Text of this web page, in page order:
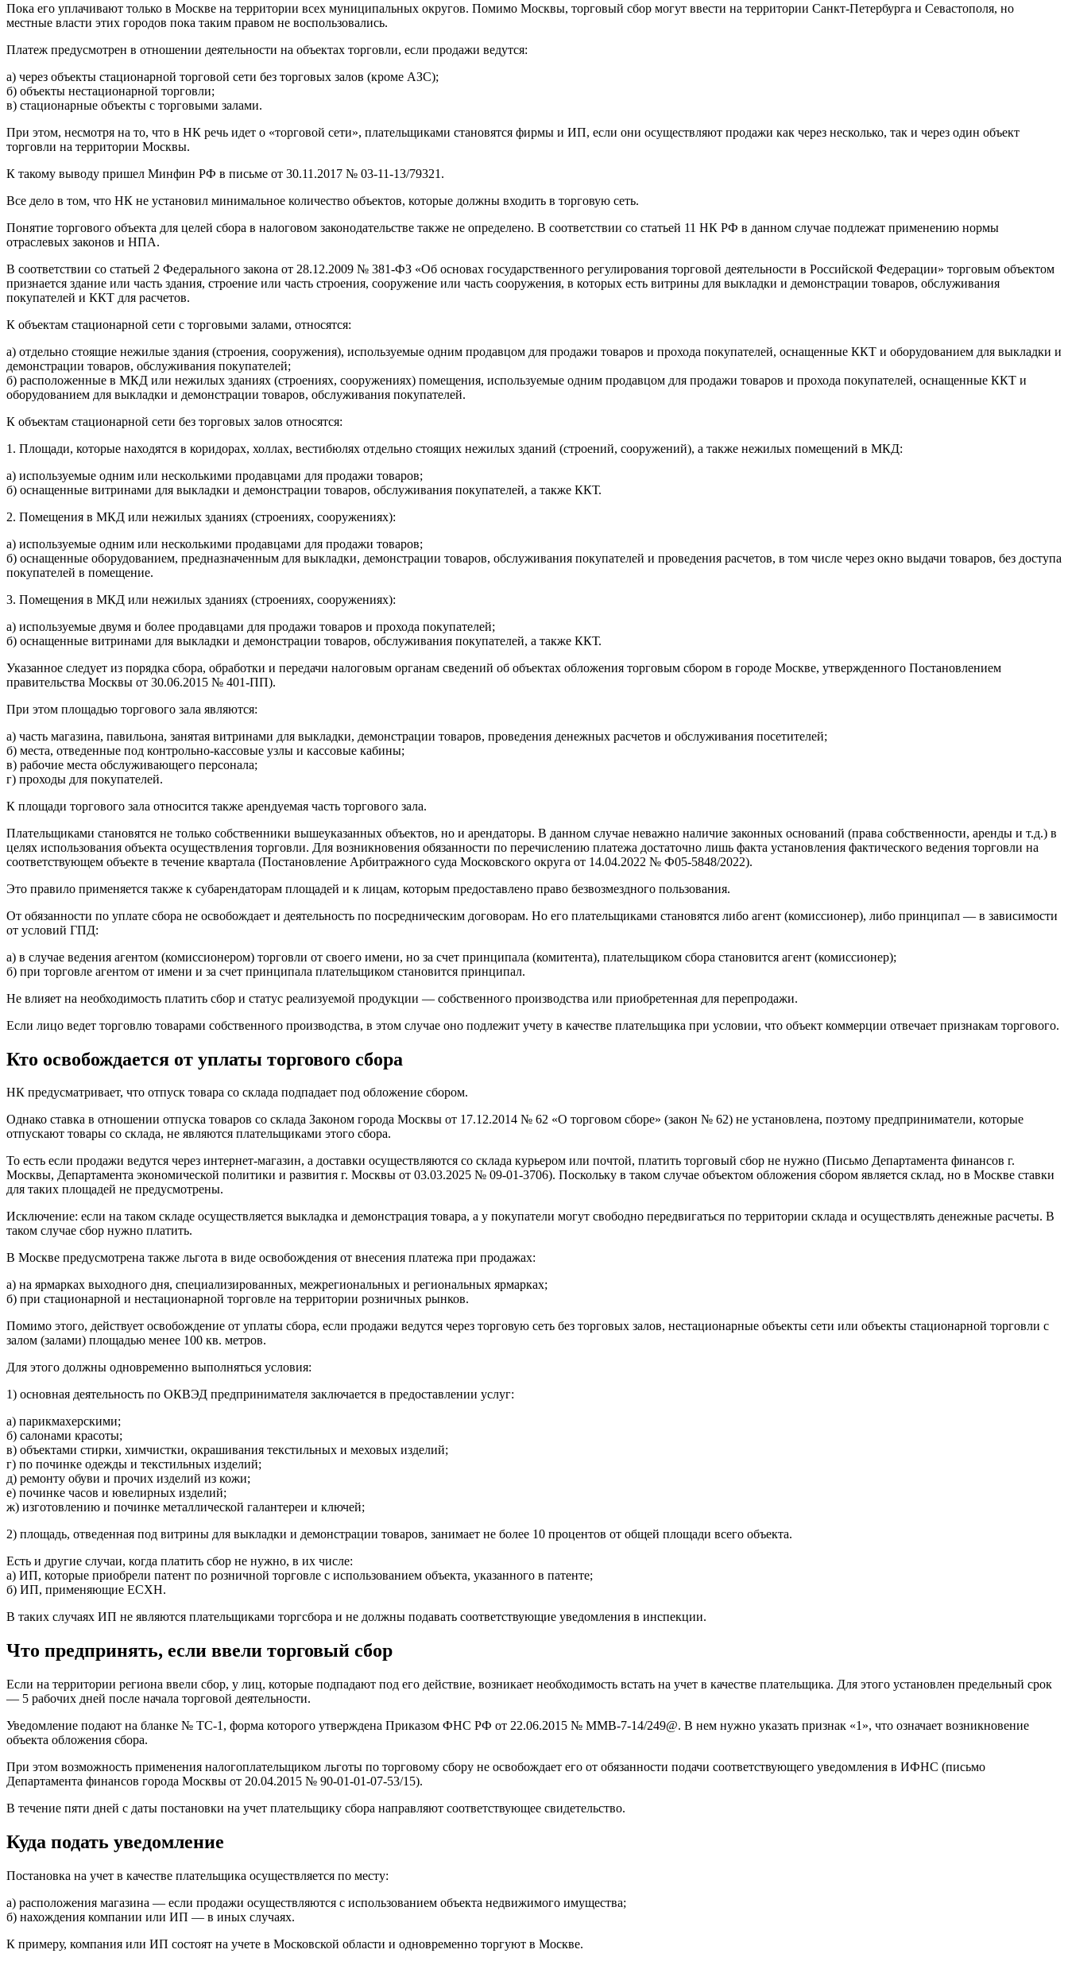
Пока его уплачивают только в Москве на территории всех муниципальных округов. Помимо Москвы, торговый сбор могут ввести на территории Санкт-Петербурга и Севастополя, но
местные власти этих городов пока таким правом не воспользовались.
Платеж предусмотрен в отношении деятельности на объектах торговли, если продажи ведутся:
а) через объекты стационарной торговой сети без торговых залов (кроме АЗС);
б) объекты нестационарной торговли;
в) стационарные объекты с торговыми залами.
При этом, несмотря на то, что в НК речь идет о «торговой сети», плательщиками становятся фирмы и ИП, если они осуществляют продажи как через несколько, так и через один объект
торговли на территории Москвы.
К такому выводу пришел Минфин РФ в письме от 30.11.2017 № 03-11-13/79321.
Все дело в том, что НК не установил минимальное количество объектов, которые должны входить в торговую сеть.
Понятие торгового объекта для целей сбора в налоговом законодательстве также не определено. В соответствии со статьей 11 НК РФ в данном случае подлежат применению нормы
отраслевых законов и НПА.
В соответствии со статьей 2 Федерального закона от 28.12.2009 № 381-ФЗ «Об основах государственного регулирования торговой деятельности в Российской Федерации» торговым объектом
признается здание или часть здания, строение или часть строения, сооружение или часть сооружения, в которых есть витрины для выкладки и демонстрации товаров, обслуживания
покупателей и ККТ для расчетов.
К объектам стационарной сети с торговыми залами, относятся:
а) отдельно стоящие нежилые здания (строения, сооружения), используемые одним продавцом для продажи товаров и прохода покупателей, оснащенные ККТ и оборудованием для выкладки и
демонстрации товаров, обслуживания покупателей;
б) расположенные в МКД или нежилых зданиях (строениях, сооружениях) помещения, используемые одним продавцом для продажи товаров и прохода покупателей, оснащенные ККТ и
оборудованием для выкладки и демонстрации товаров, обслуживания покупателей.
К объектам стационарной сети без торговых залов относятся:
1. Площади, которые находятся в коридорах, холлах, вестибюлях отдельно стоящих нежилых зданий (строений, сооружений), а также нежилых помещений в МКД:
а) используемые одним или несколькими продавцами для продажи товаров;
б) оснащенные витринами для выкладки и демонстрации товаров, обслуживания покупателей, а также ККТ.
2. Помещения в МКД или нежилых зданиях (строениях, сооружениях):
а) используемые одним или несколькими продавцами для продажи товаров;
б) оснащенные оборудованием, предназначенным для выкладки, демонстрации товаров, обслуживания покупателей и проведения расчетов, в том числе через окно выдачи товаров, без доступа
покупателей в помещение.
3. Помещения в МКД или нежилых зданиях (строениях, сооружениях):
а) используемые двумя и более продавцами для продажи товаров и прохода покупателей;
б) оснащенные витринами для выкладки и демонстрации товаров, обслуживания покупателей, а также ККТ.
Указанное следует из порядка сбора, обработки и передачи налоговым органам сведений об объектах обложения торговым сбором в городе Москве, утвержденного Постановлением
правительства Москвы от 30.06.2015 № 401-ПП).
При этом площадью торгового зала являются:
а) часть магазина, павильона, занятая витринами для выкладки, демонстрации товаров, проведения денежных расчетов и обслуживания посетителей;
б) места, отведенные под контрольно-кассовые узлы и кассовые кабины;
в) рабочие места обслуживающего персонала;
г) проходы для покупателей.
К площади торгового зала относится также арендуемая часть торгового зала.
Плательщиками становятся не только собственники вышеуказанных объектов, но и арендаторы. В данном случае неважно наличие законных оснований (права собственности, аренды и т.д.) в
целях использования объекта осуществления торговли. Для возникновения обязанности по перечислению платежа достаточно лишь факта установления фактического ведения торговли на
соответствующем объекте в течение квартала (Постановление Арбитражного суда Московского округа от 14.04.2022 № Ф05-5848/2022).
Это правило применяется также к субарендаторам площадей и к лицам, которым предоставлено право безвозмездного пользования.
От обязанности по уплате сбора не освобождает и деятельность по посредническим договорам. Но его плательщиками становятся либо агент (комиссионер), либо принципал — в зависимости
от условий ГПД:
а) в случае ведения агентом (комиссионером) торговли от своего имени, но за счет принципала (комитента), плательщиком сбора становится агент (комиссионер);
б) при торговле агентом от имени и за счет принципала плательщиком становится принципал.
Не влияет на необходимость платить сбор и статус реализуемой продукции — собственного производства или приобретенная для перепродажи.
Если лицо ведет торговлю товарами собственного производства, в этом случае оно подлежит учету в качестве плательщика при условии, что объект коммерции отвечает признакам торгового.
Кто освобождается от уплаты торгового сбора
НК предусматривает, что отпуск товара со склада подпадает под обложение сбором.
Однако ставка в отношении отпуска товаров со склада Законом города Москвы от 17.12.2014 № 62 «О торговом сборе» (закон № 62) не установлена, поэтому предприниматели, которые
отпускают товары со склада, не являются плательщиками этого сбора.
То есть если продажи ведутся через интернет-магазин, а доставки осуществляются со склада курьером или почтой, платить торговый сбор не нужно (Письмо Департамента финансов г.
Москвы, Департамента экономической политики и развития г. Москвы от 03.03.2025 № 09-01-3706). Поскольку в таком случае объектом обложения сбором является склад, но в Москве ставки
для таких площадей не предусмотрены.
Исключение: если на таком складе осуществляется выкладка и демонстрация товара, а у покупатели могут свободно передвигаться по территории склада и осуществлять денежные расчеты. В
таком случае сбор нужно платить.
В Москве предусмотрена также льгота в виде освобождения от внесения платежа при продажах:
а) на ярмарках выходного дня, специализированных, межрегиональных и региональных ярмарках;
б) при стационарной и нестационарной торговле на территории розничных рынков.
Помимо этого, действует освобождение от уплаты сбора, если продажи ведутся через торговую сеть без торговых залов, нестационарные объекты сети или объекты стационарной торговли с
залом (залами) площадью менее 100 кв. метров.
Для этого должны одновременно выполняться условия:
1) основная деятельность по ОКВЭД предпринимателя заключается в предоставлении услуг:
а) парикмахерскими;
б) салонами красоты;
в) объектами стирки, химчистки, окрашивания текстильных и меховых изделий;
г) по починке одежды и текстильных изделий;
д) ремонту обуви и прочих изделий из кожи;
е) починке часов и ювелирных изделий;
ж) изготовлению и починке металлической галантереи и ключей;
2) площадь, отведенная под витрины для выкладки и демонстрации товаров, занимает не более 10 процентов от общей площади всего объекта.
Есть и другие случаи, когда платить сбор не нужно, в их числе:
а) ИП, которые приобрели патент по розничной торговле с использованием объекта, указанного в патенте;
б) ИП, применяющие ЕСХН.
В таких случаях ИП не являются плательщиками торгсбора и не должны подавать соответствующие уведомления в инспекции.
Что предпринять, если ввели торговый сбор
Если на территории региона ввели сбор, у лиц, которые подпадают под его действие, возникает необходимость встать на учет в качестве плательщика. Для этого установлен предельный срок
— 5 рабочих дней после начала торговой деятельности.
Уведомление подают на бланке № ТС-1, форма которого утверждена Приказом ФНС РФ от 22.06.2015 № ММВ-7-14/249@. В нем нужно указать признак «1», что означает возникновение
объекта обложения сбора.
При этом возможность применения налогоплательщиком льготы по торговому сбору не освобождает его от обязанности подачи соответствующего уведомления в ИФНС (письмо
Департамента финансов города Москвы от 20.04.2015 № 90-01-01-07-53/15).
В течение пяти дней с даты постановки на учет плательщику сбора направляют соответствующее свидетельство.
Куда подать уведомление
Постановка на учет в качестве плательщика осуществляется по месту:
а) расположения магазина — если продажи осуществляются с использованием объекта недвижимого имущества;
б) нахождения компании или ИП — в иных случаях.
К примеру, компания или ИП состоят на учете в Московской области и одновременно торгуют в Москве.